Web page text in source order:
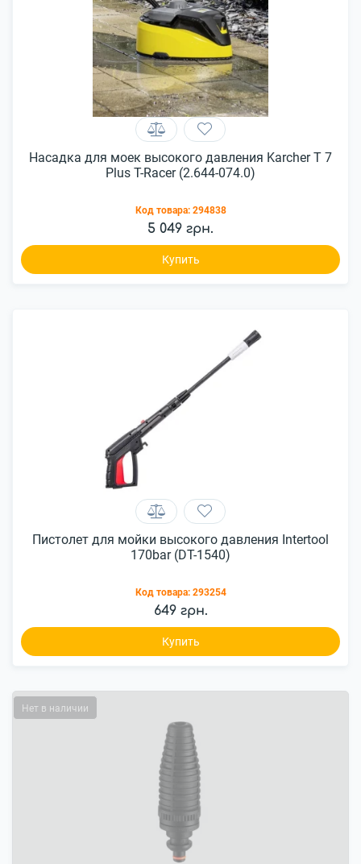
Насадка для моек высокого давления Karcher T 7
Plus T-Racer (2.644-074.0)
Код товара: 294838
5 049 грн.
Купить
Пистолет для мойки высокого давления Intertool
170bar (DT-1540)
Код товара: 293254
649 грн.
Купить
Нет в наличии